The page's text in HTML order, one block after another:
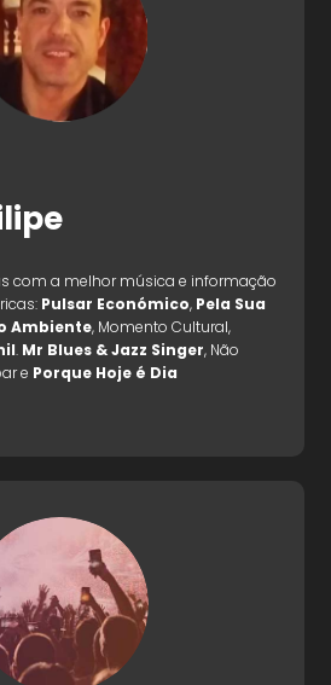
com a melhor música e informação
Pulsar Económico, Pela Sua
Ambiente, Momento Cultural,
. Mr Blues & Jazz Singer, Não
e Porque Hoje é Dia